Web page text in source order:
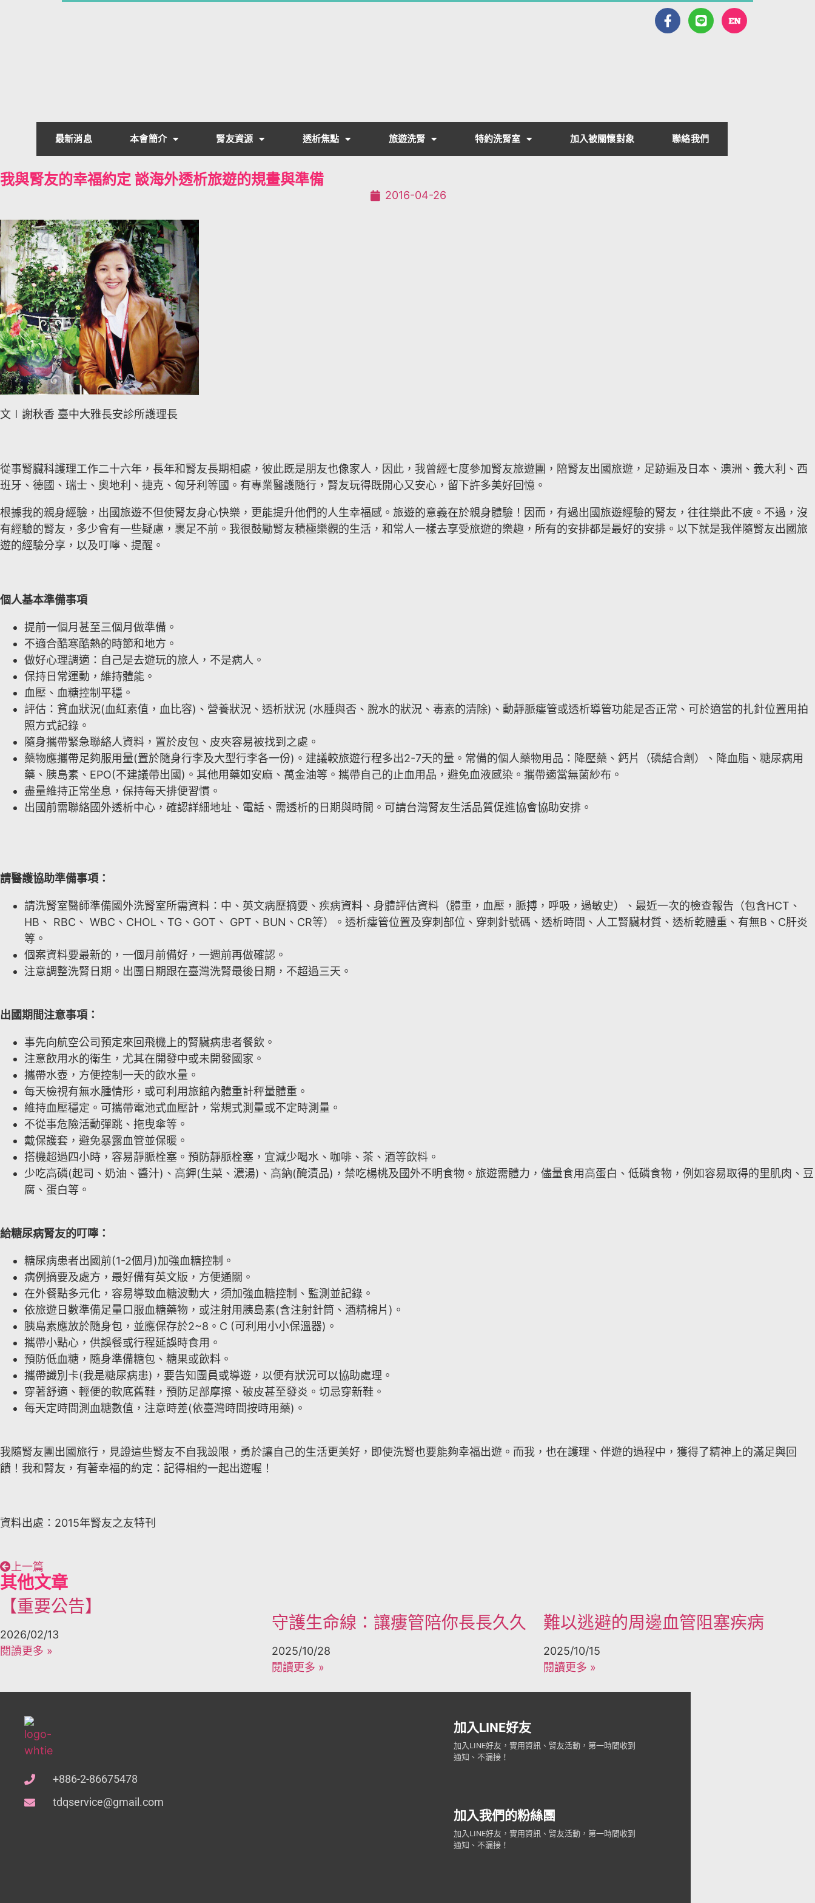
最新消息 本會簡介 腎友資源 透析焦點 旅遊洗腎 特約洗腎室 加入被關懷對象 聯絡我們
我與腎友的幸福約定 談海外透析旅遊的規畫與準備
2016-04-26
文∣謝秋香 臺中大雅長安診所護理長
從事腎臟科護理工作二十六年，長年和腎友長期相處，彼此既是朋友也像家人，因此，我曾經七度參加腎友旅遊團，陪腎友出國旅遊，足跡遍及日本、澳洲、義大利、西
班牙、德國、瑞士、奧地利、捷克、匈牙利等國。有專業醫護隨行，腎友玩得既開心又安心，留下許多美好回憶。
根據我的親身經驗，出國旅遊不但使腎友身心快樂，更能提升他們的人生幸福感。旅遊的意義在於親身體驗！因而，有過出國旅遊經驗的腎友，往往樂此不疲。不過，沒
有經驗的腎友，多少會有一些疑慮，裹足不前。我很鼓勵腎友積極樂觀的生活，和常人一樣去享受旅遊的樂趣，所有的安排都是最好的安排。以下就是我伴隨腎友出國旅
遊的經驗分享，以及叮嚀、提醒。
個人基本準備事項
提前一個月甚至三個月做準備。
不適合酷寒酷熱的時節和地方。
做好心理調適：自己是去遊玩的旅人，不是病人。
保持日常運動，維持體能。
血壓、血糖控制平穩。
評估：貧血狀況(血紅素值，血比容)、營養狀況、透析狀況 (水腫與否、脫水的狀況、毒素的清除)、動靜脈瘻管或透析導管功能是否正常、可於適當的扎針位置用拍
照方式記錄。
隨身攜帶緊急聯絡人資料，置於皮包、皮夾容易被找到之處。
藥物應攜帶足夠服用量(置於隨身行李及大型行李各一份)。建議較旅遊行程多出2-7天的量。常備的個人藥物用品：降壓藥、鈣片（磷結合劑）、降血脂、糖尿病用
藥、胰島素、EPO(不建議帶出國)。其他用藥如安麻、萬金油等。攜帶自己的止血用品，避免血液感染。攜帶適當無菌紗布。
盡量維持正常坐息，保持每天排便習慣。
出國前需聯絡國外透析中心，確認詳細地址、電話、需透析的日期與時間。可請台灣腎友生活品質促進協會協助安排。
請醫護協助準備事項：
請洗腎室醫師準備國外洗腎室所需資料：中、英文病歷摘要、疾病資料、身體評估資料（體重，血壓，脈搏，呼吸，過敏史）、最近一次的檢查報告（包含HCT、
HB、 RBC、 WBC、CHOL、TG、GOT、 GPT、BUN、CR等）。透析瘻管位置及穿刺部位、穿刺針號碼、透析時間、人工腎臟材質、透析乾體重、有無B、C肝炎
等。
個案資料要最新的，一個月前備好，一週前再做確認。
注意調整洗腎日期。出團日期跟在臺灣洗腎最後日期，不超過三天。
出國期間注意事項：
事先向航空公司預定來回飛機上的腎臟病患者餐飲。
注意飲用水的衛生，尤其在開發中或未開發國家。
攜帶水壺，方便控制一天的飲水量。
每天檢視有無水腫情形，或可利用旅館內體重計秤量體重。
維持血壓穩定。可攜帶電池式血壓計，常規式測量或不定時測量。
不從事危險活動彈跳、拖曳傘等。
戴保護套，避免暴露血管並保暖。
搭機超過四小時，容易靜脈栓塞。預防靜脈栓塞，宜減少喝水、咖啡、茶、酒等飲料。
少吃高磷(起司、奶油、醬汁)、高鉀(生菜、濃湯)、高鈉(醃漬品)，禁吃楊桃及國外不明食物。旅遊需體力，儘量食用高蛋白、低磷食物，例如容易取得的里肌肉、豆
腐、蛋白等。
給糖尿病腎友的叮嚀：
糖尿病患者出國前(1-2個月)加強血糖控制。
病例摘要及處方，最好備有英文版，方便通關。
在外餐點多元化，容易導致血糖波動大，須加強血糖控制、監測並記錄。
依旅遊日數準備足量口服血糖藥物，或注射用胰島素(含注射針筒、酒精棉片)。
胰島素應放於隨身包，並應保存於2~8。C (可利用小小保溫器)。
攜帶小點心，供誤餐或行程延誤時食用。
預防低血糖，隨身準備糖包、糖果或飲料。
攜帶識別卡(我是糖尿病患)，要告知團員或導遊，以便有狀況可以協助處理。
穿著舒適、輕便的軟底舊鞋，預防足部摩擦、破皮甚至發炎。切忌穿新鞋。
每天定時間測血糖數值，注意時差(依臺灣時間按時用藥)。
我隨腎友團出國旅行，見證這些腎友不自我設限，勇於讓自己的生活更美好，即使洗腎也要能夠幸福出遊。而我，也在護理、伴遊的過程中，獲得了精神上的滿足與回
饋！我和腎友，有著幸福的約定：記得相約一起出遊喔！
資料出處：2015年腎友之友特刊
上一篇
其他文章
【重要公告】
2026/02/13
閱讀更多 »
守護生命線：讓瘻管陪你長長久久
2025/10/28
閱讀更多 »
難以逃避的周邊血管阻塞疾病
2025/10/15
閱讀更多 »
+886-2-86675478
tdqservice@gmail.com
加入LINE好友
加入LINE好友，實用資訊、腎友活動，第一時間收到
通知、不漏接！
加入我們的粉絲團
加入LINE好友，實用資訊、腎友活動，第一時間收到
通知、不漏接！